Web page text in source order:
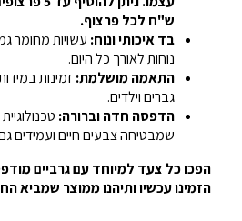
ש"ח לכל פרצוף.
בד איכותי ונוח: עשויות מחומר
נוחות לאורך כל היום.
התאמה מושלמת: זמינות
גברים וילדים.
הדפסה חדה וברורה:
שמבטיחה צבעים חיים ועמידים
הפכו כל צעד למיוחד עם גרביים
הזמינו עכשיו ותיהנו ממוצר שמביא